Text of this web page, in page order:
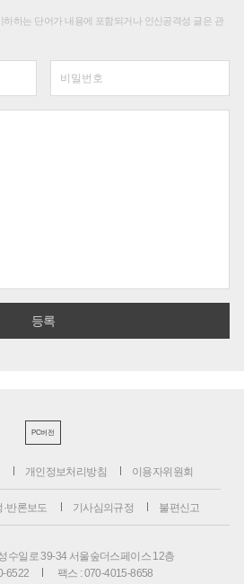
하하는 단어가 내용에 포함되거나 인신공격성 글은 관
PC버전
개인정보처리방침 이용자위원회
·반론보도 기사심의규정 불편신고
수일로 39-34 서울숲더스페이스 12층
6522
팩스 : 070-4015-8658